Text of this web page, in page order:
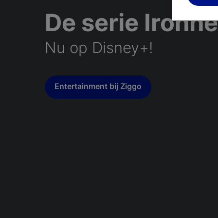
De serie
Nu op Disney+!
Entertainment bij Ziggo